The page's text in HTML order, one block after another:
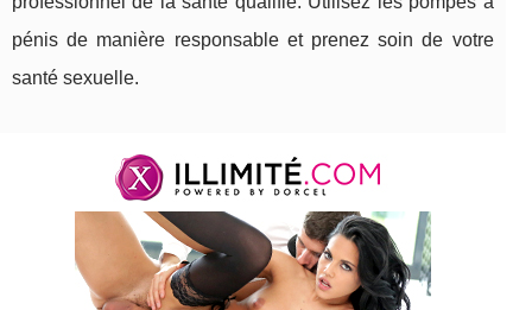
pénis de manière responsable et prenez soin de votre
santé sexuelle.